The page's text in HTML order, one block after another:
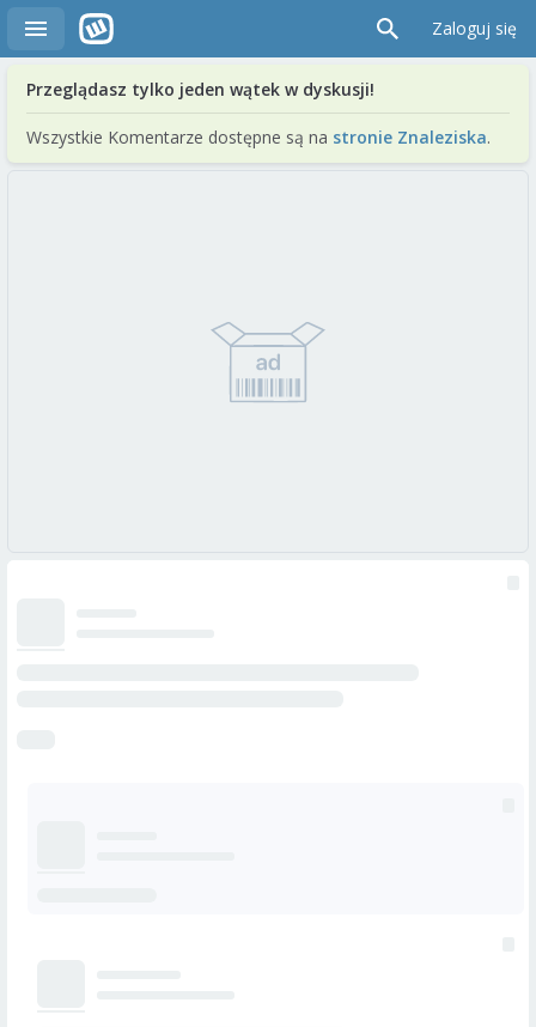
Zaloguj się
Przeglądasz tylko jeden wątek w dyskusji!
Wszystkie Komentarze dostępne są na stronie Znaleziska.